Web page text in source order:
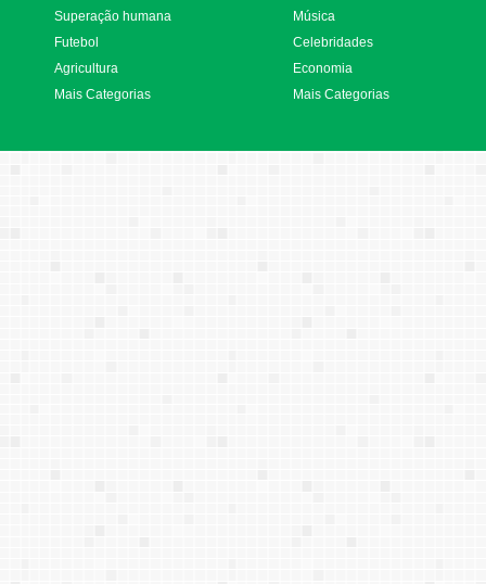
Superação humana
Futebol
Agricultura
Mais Categorias
Música
Celebridades
Economia
Mais Categorias